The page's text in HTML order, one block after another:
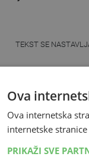
TEKST SE
Hagari rekao je
je napadnuto
Ova
Ova internetska
internetske
PRIKAŽI SVE